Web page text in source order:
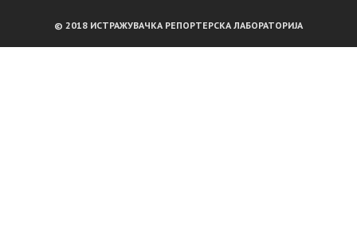
© 2018 ИСТРАЖУВАЧКА РЕПОРТЕРСКА ЛАБОРАТОРИЈА